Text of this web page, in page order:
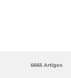
6665 Artigos